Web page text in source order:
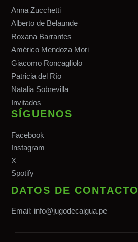
Anna Zucchetti
Alberto de Belaunde
Roxana Barrantes
Américo Mendoza Mori
Giacomo Roncagliolo
Patricia del Río
Natalia Sobrevilla
Invitados
SÍGUENOS
Facebook
Instagram
X
Spotify
DATOS DE CONTACTO
Email: info@jugodecaigua.pe